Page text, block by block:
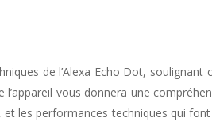
de l’Alexa Echo Dot, soulignant
vous donnera une
les performances techniques qui